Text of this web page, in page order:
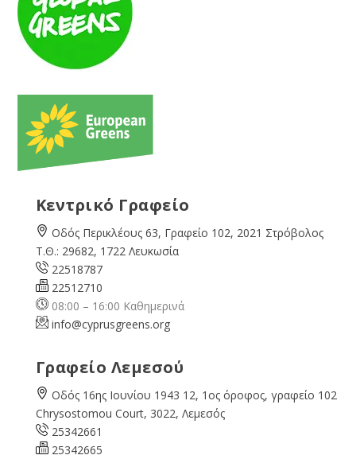
Κεντρικό Γραφείο
Οδός Περικλέους 63, Γραφείο 102, 2021 Στρόβολος
Τ.Θ.: 29682, 1722 Λευκωσία
22518787
22512710
08:00 – 16:00 Καθημερινά
info@cyprusgreens.org
Γραφείο Λεμεσού
Οδός 16ης Ιουνίου 1943 12, 1ος όροφος, γραφείο 102
Chrysostomou Court, 3022, Λεμεσός
25342661
25342665